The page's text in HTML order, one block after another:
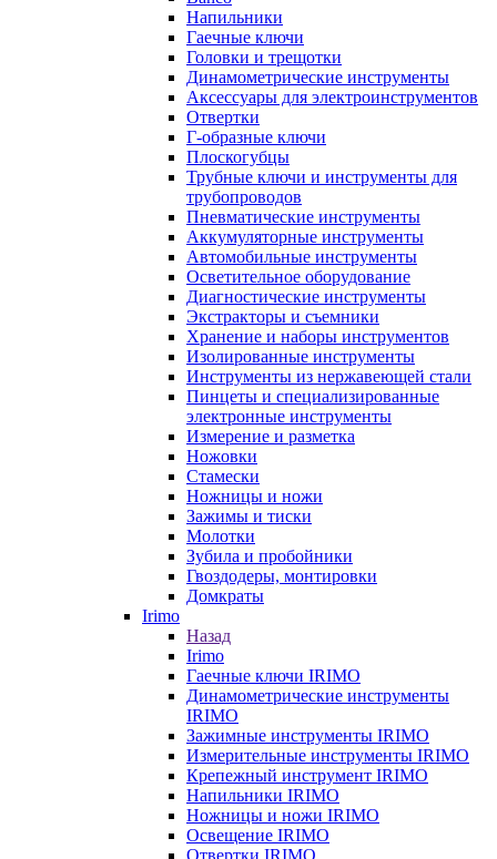
Напильники
Гаечные ключи
Головки и трещотки
Динамометрические инструменты
Аксессуары для электроинструментов
Отвертки
Г-образные ключи
Плоскогубцы
Трубные ключи и инструменты для
трубопроводов
Пневматические инструменты
Аккумуляторные инструменты
Автомобильные инструменты
Осветительное оборудование
Диагностические инструменты
Экстракторы и съемники
Хранение и наборы инструментов
Изолированные инструменты
Инструменты из нержавеющей стали
Пинцеты и специализированные
электронные инструменты
Измерение и разметка
Ножовки
Стамески
Ножницы и ножи
Зажимы и тиски
Молотки
Зубила и пробойники
Гвоздодеры, монтировки
Домкраты
Irimo
Назад
Irimo
Гаечные ключи IRIMO
Динамометрические инструменты
IRIMO
Зажимные инструменты IRIMO
Измерительные инструменты IRIMO
Крепежный инструмент IRIMO
Напильники IRIMO
Ножницы и ножи IRIMO
Освещение IRIMO
Отвертки IRIMO